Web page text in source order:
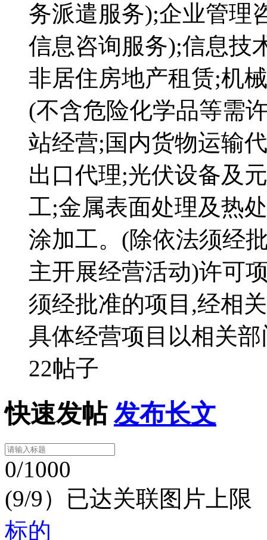
务派遣服务);企业管理
信息咨询服务);信息技
非居住房地产租赁;机
(不含危险化学品等需
站经营;国内货物运输
出口代理;光伏设备及
工;金属表面处理及热
涂加工。(除依法须经
主开展经营活动)许可
须经批准的项目,经相
具体经营项目以相关
22帖子
快速发帖 发布长文
0/1000
(9/9）已达关联图片上限
标的